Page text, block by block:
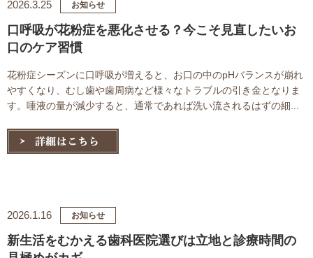
2026.3.25 お知らせ
口呼吸が花粉症を悪化させる？今こそ見直したいお
口のケア習慣
花粉症シーズンに口呼吸が増えると、お口の中のpHバランスが崩れ
やすくなり、むし歯や歯周病など様々なトラブルの引き金となりま
す。唾液の量が減少すると、通常であれば洗い流されるはずの細...
2026.1.16 お知らせ
新生活をむかえる歯科医院選びは立地と診療時間の